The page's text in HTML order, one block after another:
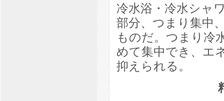
冷水浴・冷水シャ
部分、つまり集中
ものだ。つまり冷
めて集中でき、エ
抑えられる。